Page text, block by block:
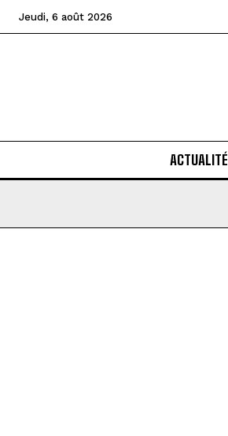
Jeudi, 6 août 2026
ACTUALITÉ